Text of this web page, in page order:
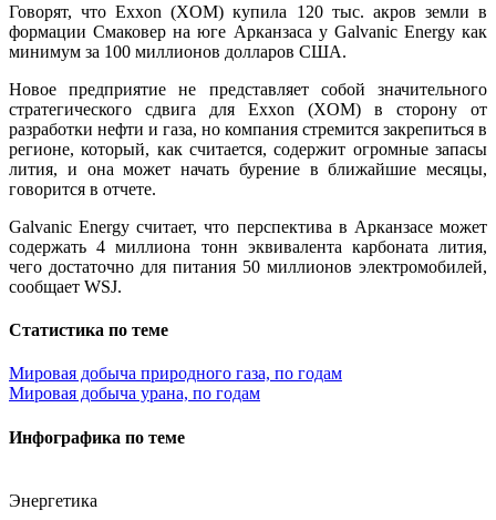
Говорят, что Exxon (XOM) купила 120 тыс. акров земли в
формации Смаковер на юге Арканзаса у Galvanic Energy как
минимум за 100 миллионов долларов США.
Новое предприятие не представляет собой значительного
стратегического сдвига для Exxon (XOM) в сторону от
разработки нефти и газа, но компания стремится закрепиться в
регионе, который, как считается, содержит огромные запасы
лития, и она может начать бурение в ближайшие месяцы,
говорится в отчете.
Galvanic Energy считает, что перспектива в Арканзасе может
содержать 4 миллиона тонн эквивалента карбоната лития,
чего достаточно для питания 50 миллионов электромобилей,
сообщает WSJ.
Статистика по теме
Мировая добыча природного газа, по годам
Мировая добыча урана, по годам
Инфографика по теме
Энергетика